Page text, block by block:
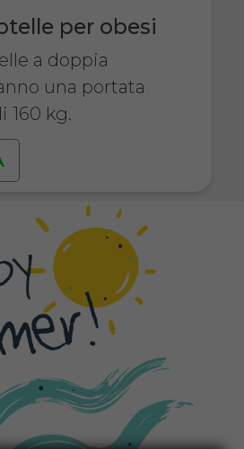
per obesi
a doppia
una portata
160 kg.